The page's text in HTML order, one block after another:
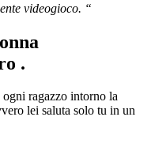
videogioco. “
.
ogni ragazzo intorno la
lei saluta solo tu in un